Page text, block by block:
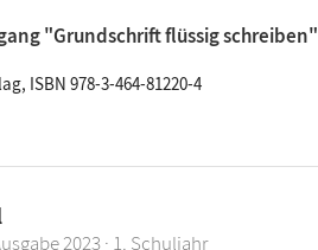
"Grundschrift flüssig schreiben"
ISBN 978-3-464-81220-4
2023 · 1. Schuljahr